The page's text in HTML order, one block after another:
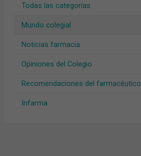
Todas las categorías
Mundo colegial
Noticias farmacia
Opiniones del Colegio
Recomendaciones del farmacéutico
Infarma